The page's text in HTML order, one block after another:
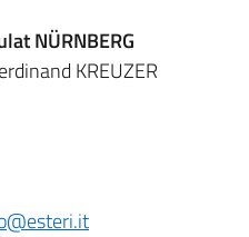
NÜRNBERG
KREUZER